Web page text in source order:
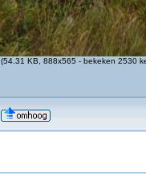
(54.31 KB, 888x565 - bekeken 2530